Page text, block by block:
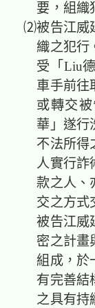
要，組織
⑵被告江威
織之犯行
受「Liu
車手前往
或轉交
華」遂行
不法所得
人實行詐
款之人、
交之方式
被告江威
密之計畫
組成，於
有完善結
之具有